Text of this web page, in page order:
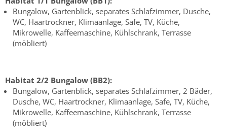
Bungalow, Gartenblick, separates Schlafzimmer, Dusche,
WC, Haartrockner, Klimaanlage, Safe, TV, Küche,
Mikrowelle, Kaffeemaschine, Kühlschrank, Terrasse
(möbliert)
Habitat 2/2 Bungalow (BB2):
Bungalow, Gartenblick, separates Schlafzimmer, 2 Bäder,
Dusche, WC, Haartrockner, Klimaanlage, Safe, TV, Küche,
Mikrowelle, Kaffeemaschine, Kühlschrank, Terrasse
(möbliert)